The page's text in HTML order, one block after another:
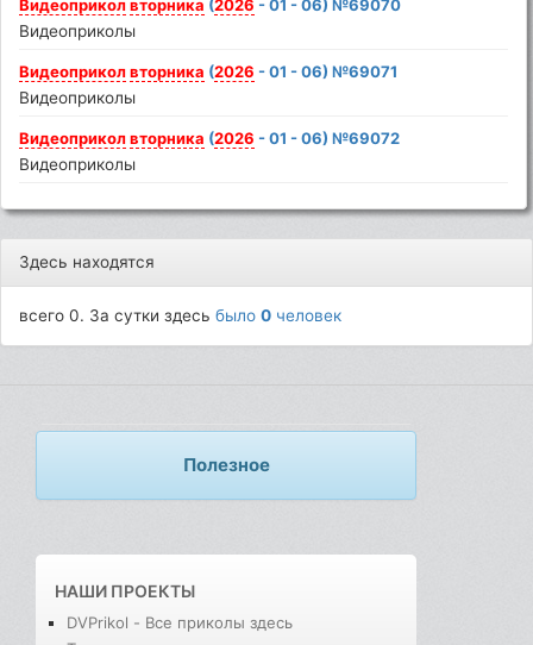
Видеоприкол вторника (2026 - 01 - 06) №69070
Видеоприколы
Видеоприкол вторника (2026 - 01 - 06) №69071
Видеоприколы
Видеоприкол вторника (2026 - 01 - 06) №69072
Видеоприколы
Здесь находятся
всего 0. За сутки здесьбыло0 человек
Полезное
НАШИ ПРОЕКТЫ
DVPrikol - Все приколы здесь